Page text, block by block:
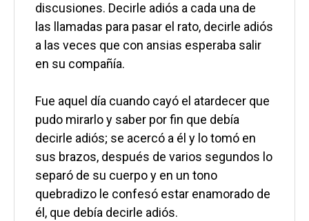
discusiones. Decirle adiós a cada una de
las llamadas para pasar el rato, decirle adiós
a las veces que con ansias esperaba salir
en su compañía.
Fue aquel día cuando cayó el atardecer que
pudo mirarlo y saber por fin que debía
decirle adiós; se acercó a él y lo tomó en
sus brazos, después de varios segundos lo
separó de su cuerpo y en un tono
quebradizo le confesó estar enamorado de
él, que debía decirle adiós.